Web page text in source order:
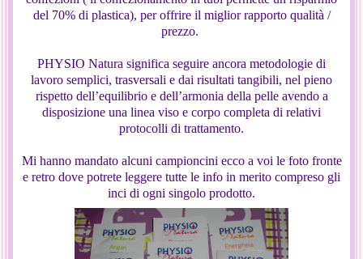
del 70% di plastica), per offrire il miglior rapporto qualità /
prezzo.
PHYSIO Natura significa seguire ancora metodologie di
lavoro semplici, trasversali e dai risultati tangibili, nel pieno
rispetto dell’equilibrio e dell’armonia della pelle avendo a
disposizione una linea viso e corpo completa di relativi
protocolli di trattamento.
Mi hanno mandato alcuni campioncini ecco a voi le foto fronte
e retro dove potrete leggere tutte le info in merito compreso gli
inci di ogni singolo prodotto.